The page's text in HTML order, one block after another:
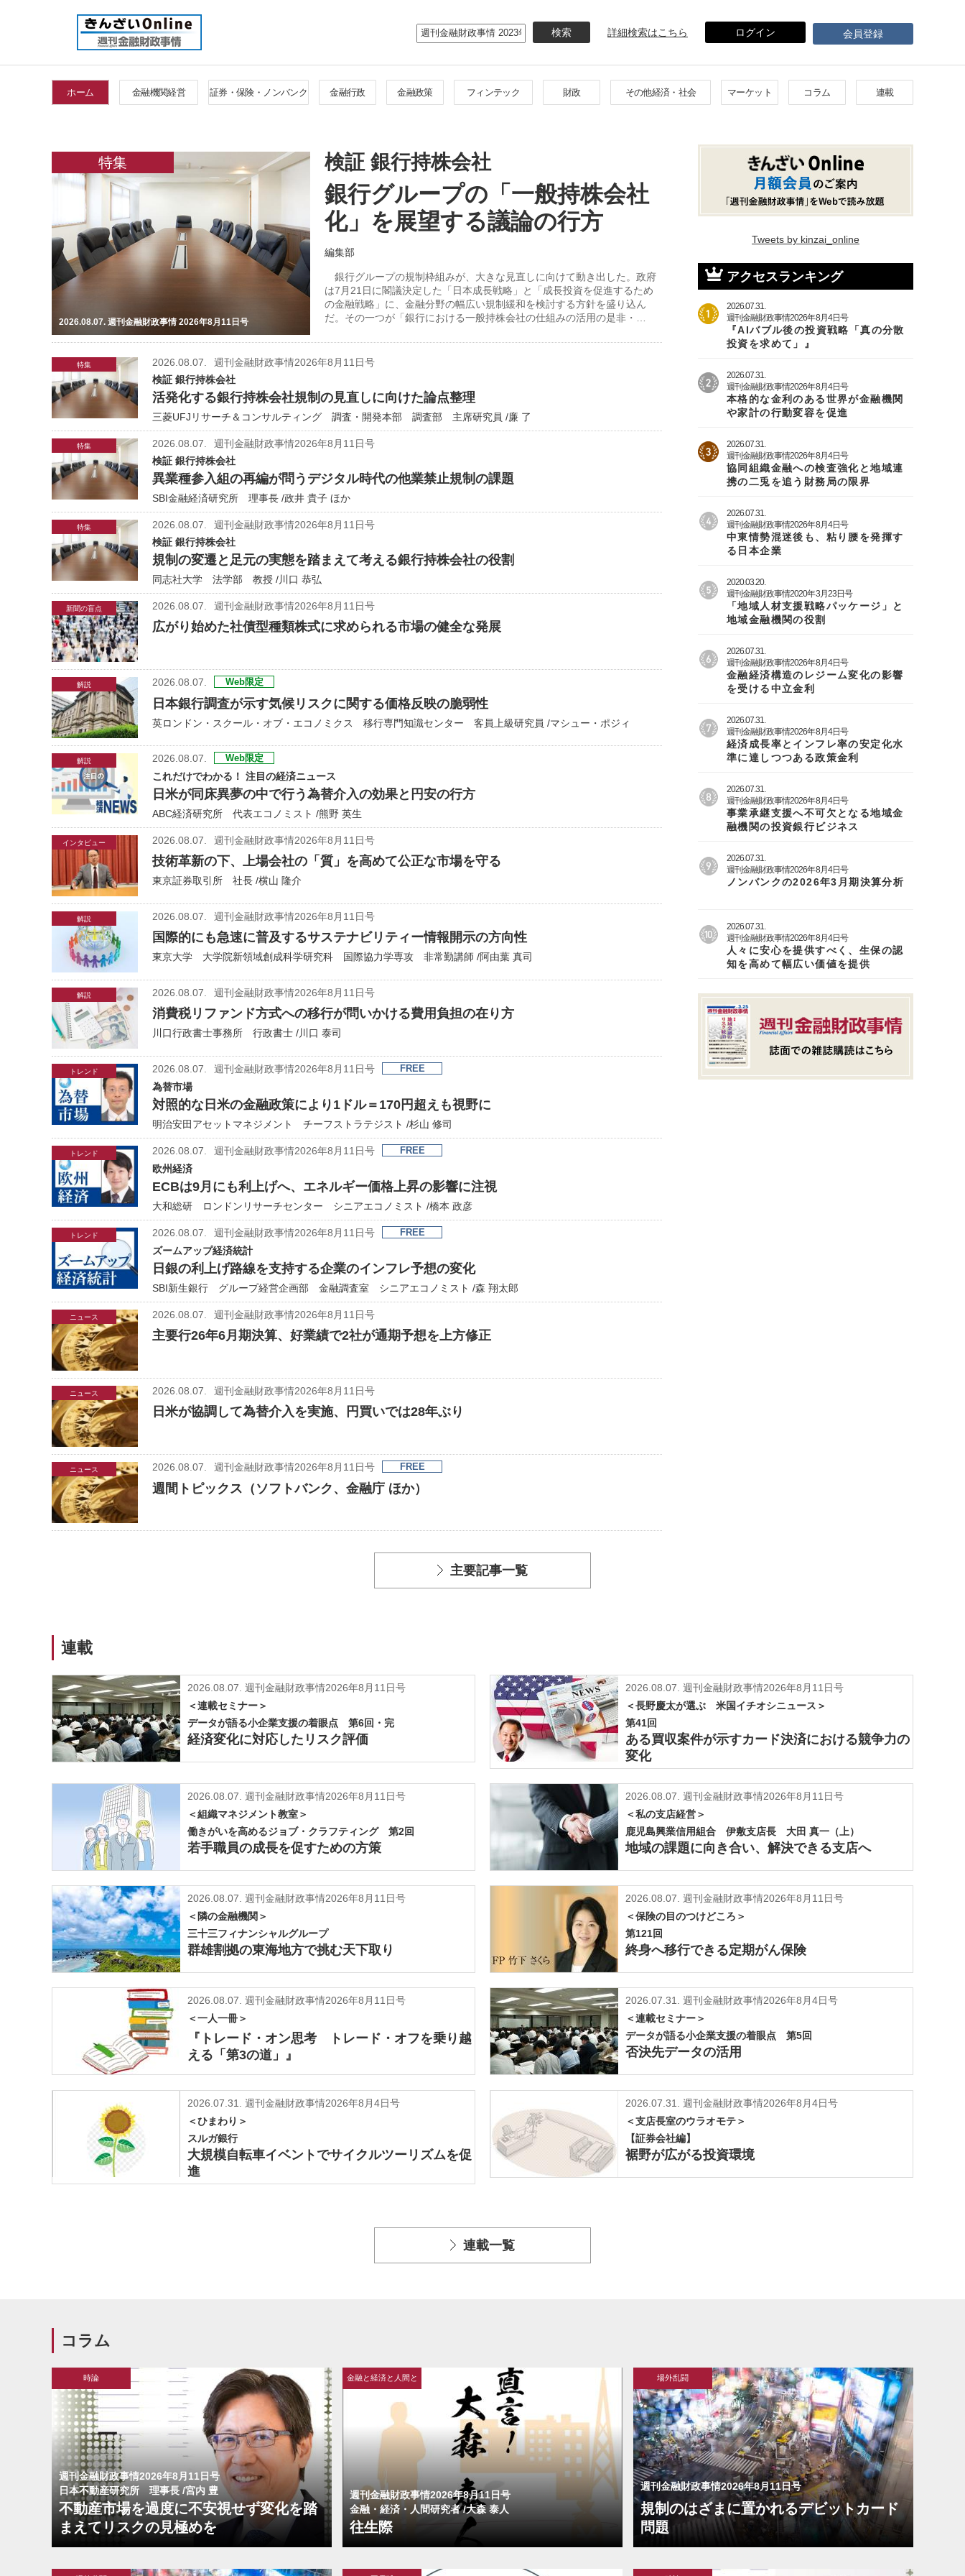
イ
ン
テ
ン
移
動
詳細検索はこちら ログイン 会員登録
ホーム 金融機関経営 証券・保険・ノンバンク 金融行政 金融政策 フィンテック 財政 その他経済・社会 マーケット コラム 連載
2026.08.07. 週刊金融財政事情 2026年8月11日号
特集 検証 銀行持株会社
銀行グループの「一般持株会社
化」を展望する議論の行方
編集部
銀行グループの規制枠組みが、大きな見直しに向けて動き出した。政府
は7月21日に閣議決定した「日本成長戦略」と「成長投資を促進するため
の金融戦略」に、金融分野の幅広い規制緩和を検討する方針を盛り込ん
だ。その一つが「銀行における一般持株会社の仕組みの活用の是非・…
特集 2026.08.07.
週刊金融財政事情2026年8月11日号
検証 銀行持株会社
活発化する銀行持株会社規制の見直しに向けた論点整理
三菱UFJリサーチ＆コンサルティング 調査・開発本部 調査部 主席研究員 /廉 了
特集 2026.08.07.
週刊金融財政事情2026年8月11日号
検証 銀行持株会社
異業種参入組の再編が問うデジタル時代の他業禁止規制の課題
SBI金融経済研究所 理事長 /政井 貴子 ほか
特集 2026.08.07.
週刊金融財政事情2026年8月11日号
検証 銀行持株会社
規制の変遷と足元の実態を踏まえて考える銀行持株会社の役割
同志社大学 法学部 教授 /川口 恭弘
新聞の盲点 2026.08.07. 週刊金融財政事情2026年8月11日号
広がり始めた社債型種類株式に求められる市場の健全な発展
解説 2026.08.07. Web限定
日本銀行調査が示す気候リスクに関する価格反映の脆弱性
英ロンドン・スクール・オブ・エコノミクス 移行専門知識センター 客員上級研究員 /マシュー・ポジィ
解説 2026.08.07. Web限定
これだけでわかる！ 注目の経済ニュース
日米が同床異夢の中で行う為替介入の効果と円安の行方
ABC経済研究所 代表エコノミスト /熊野 英生
インタビュー 2026.08.07. 週刊金融財政事情2026年8月11日号
技術革新の下、上場会社の「質」を高めて公正な市場を守る
東京証券取引所 社長 /横山 隆介
解説 2026.08.07. 週刊金融財政事情2026年8月11日号
国際的にも急速に普及するサステナビリティー情報開示の方向性
東京大学 大学院新領域創成科学研究科 国際協力学専攻 非常勤講師 /阿由葉 真司
解説 2026.08.07. 週刊金融財政事情2026年8月11日号
消費税リファンド方式への移行が問いかける費用負担の在り方
川口行政書士事務所 行政書士 /川口 泰司
トレンド 2026.08.07. 週刊金融財政事情2026年8月11日号 FREE
為替市場
対照的な日米の金融政策により1ドル＝170円超えも視野に
明治安田アセットマネジメント チーフストラテジスト /杉山 修司
トレンド 2026.08.07. 週刊金融財政事情2026年8月11日号 FREE
欧州経済
ECBは9月にも利上げへ、エネルギー価格上昇の影響に注視
大和総研 ロンドンリサーチセンター シニアエコノミスト /橋本 政彦
トレンド 2026.08.07. 週刊金融財政事情2026年8月11日号 FREE
ズームアップ経済統計
日銀の利上げ路線を支持する企業のインフレ予想の変化
SBI新生銀行 グループ経営企画部 金融調査室 シニアエコノミスト /森 翔太郎
ニュース 2026.08.07. 週刊金融財政事情2026年8月11日号
主要行26年6月期決算、好業績で2社が通期予想を上方修正
ニュース 2026.08.07. 週刊金融財政事情2026年8月11日号
日米が協調して為替介入を実施、円買いでは28年ぶり
ニュース 2026.08.07. 週刊金融財政事情2026年8月11日号 FREE
週間トピックス（ソフトバンク、金融庁 ほか）
Tweets by kinzai_online
アクセスランキング
2026.07.31.
週刊金融財政事情2026年8月4日号
『AIバブル後の投資戦略「真の分散
投資を求めて」』
2026.07.31.
週刊金融財政事情2026年8月4日号
本格的な金利のある世界が金融機関
や家計の行動変容を促進
2026.07.31.
週刊金融財政事情2026年8月4日号
協同組織金融への検査強化と地域連
携の二兎を追う財務局の限界
2026.07.31.
週刊金融財政事情2026年8月4日号
中東情勢混迷後も、粘り腰を発揮す
る日本企業
2020.03.20.
週刊金融財政事情2020年3月23日号
「地域人材支援戦略パッケージ」と
地域金融機関の役割
2026.07.31.
週刊金融財政事情2026年8月4日号
金融経済構造のレジーム変化の影響
を受ける中立金利
2026.07.31.
週刊金融財政事情2026年8月4日号
経済成長率とインフレ率の安定化水
準に達しつつある政策金利
2026.07.31.
週刊金融財政事情2026年8月4日号
事業承継支援へ不可欠となる地域金
融機関の投資銀行ビジネス
2026.07.31.
週刊金融財政事情2026年8月4日号
ノンバンクの2026年3月期決算分析
2026.07.31.
週刊金融財政事情2026年8月4日号
人々に安心を提供すべく、生保の認
知を高めて幅広い価値を提供
主要記事一覧
連載
2026.08.07. 週刊金融財政事情2026年8月11日号
＜連載セミナー＞
データが語る小企業支援の着眼点 第6回・完
経済変化に対応したリスク評価
2026.08.07. 週刊金融財政事情2026年8月11日号
＜長野慶太が選ぶ 米国イチオシニュース＞
第41回
ある買収案件が示すカード決済における競争力の
変化
2026.08.07. 週刊金融財政事情2026年8月11日号
＜組織マネジメント教室＞
働きがいを高めるジョブ・クラフティング 第2回
若手職員の成長を促すための方策
2026.08.07. 週刊金融財政事情2026年8月11日号
＜私の支店経営＞
鹿児島興業信用組合 伊敷支店長 大田 真一（上）
地域の課題に向き合い、解決できる支店へ
2026.08.07. 週刊金融財政事情2026年8月11日号
＜隣の金融機関＞
三十三フィナンシャルグループ
群雄割拠の東海地方で挑む天下取り
2026.08.07. 週刊金融財政事情2026年8月11日号
＜保険の目のつけどころ＞
第121回
終身へ移行できる定期がん保険
2026.08.07. 週刊金融財政事情2026年8月11日号
＜一人一冊＞
『トレード・オン思考 トレード・オフを乗り越
える「第3の道」』
2026.07.31. 週刊金融財政事情2026年8月4日号
＜連載セミナー＞
データが語る小企業支援の着眼点 第5回
否決先データの活用
2026.07.31.
週刊金融財政事情2026年8月4日号
＜ひまわり＞
スルガ銀行
大規模自転車イベントでサイクルツーリズムを促
進
2026.07.31.
週刊金融財政事情2026年8月4日号
＜支店長室のウラオモテ＞
【証券会社編】
裾野が広がる投資環境
連載一覧
コラム
時論
週刊金融財政事情2026年8月11日号
日本不動産研究所 理事長 /宮内 豊
不動産市場を過度に不安視せず変化を踏
まえてリスクの見極めを
金融と経済と人間と
週刊金融財政事情2026年8月11日号
金融・経済・人間研究者 /大森 泰人
往生際
場外乱闘
週刊金融財政事情2026年8月11日号
規制のはざまに置かれるデビットカード
問題